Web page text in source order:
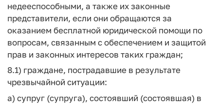
недееспособными, а также их законные
представители, если они обращаются за
оказанием бесплатной юридической помощи по
вопросам, связанным с обеспечением и защитой
прав и законных интересов таких граждан;
8.1) граждане, пострадавшие в результате
чрезвычайной ситуации:
а) супруг (супруга), состоявший (состоявшая) в